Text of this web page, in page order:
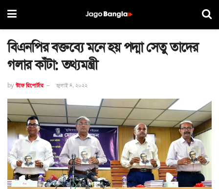
বিএনপির বক্তব্যে মনে হয় পদ্মা সেতু তাদের
গলার কাঁটা: তথ্যমন্ত্রী
by স্টাফ রিপোর্টার জুলাই ৪, ২০২২